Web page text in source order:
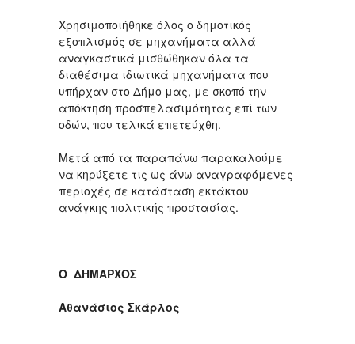
Χρησιμοποιήθηκε όλος ο δημοτικός
εξοπλισμός σε μηχανήματα αλλά
αναγκαστικά μισθώθηκαν όλα τα
διαθέσιμα ιδιωτικά μηχανήματα που
υπήρχαν στο Δήμο μας, με σκοπό την
απόκτηση προσπελασιμότητας επί των
οδών, που τελικά επετεύχθη.
Μετά από τα παραπάνω παρακαλούμε
να κηρύξετε τις ως άνω αναγραφόμενες
περιοχές σε κατάσταση εκτάκτου
ανάγκης πολιτικής προστασίας.
Ο ΔΗΜΑΡΧΟΣ
Αθανάσιος Σκάρλος